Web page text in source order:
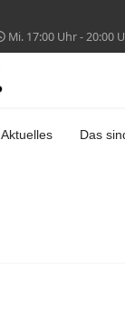
Mi. 17:00 Uhr - 20:00
Aktuelles Das